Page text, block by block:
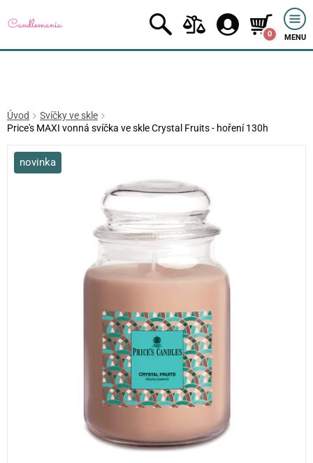
0 MENU
Úvod
Svíčky ve skle
Price's MAXI vonná svíčka ve skle Crystal Fruits - hoření 130h
novinka